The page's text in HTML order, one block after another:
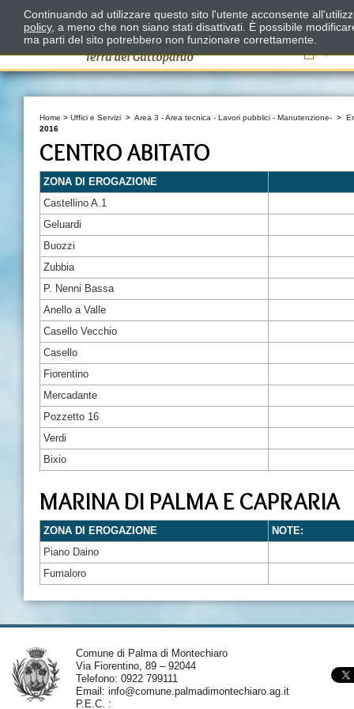
Il
Home > Uffici e Servizi > Area 3 - Area tecnica - Lavori pubblici - Manutenzione- >
2016
CENTRO ABITATO
ZONA DI EROGAZIONE
Castellino A.1
Geluardi
Buozzi
Zubbia
P. Nenni Bassa
Anello a Valle
Casello Vecchio
Casello
Fiorentino
Mercadante
Pozzetto 16
Verdi
Bixio
MARINA DI PALMA E CAPRARIA
ZONA DI EROGAZIONE
NOTE:
Piano Daino
Fumaloro
Comune di Palma di Montechiaro
Via Fiorentino, 89 – 92044
Telefono: 0922 799111
Email: info@comune.palmadimontechiaro.ag.it
P.E.C. :
Continuando ad utilizzare questo sito l'utente acconsente
policy, a meno che non siano stati disattivati. È possibile
ma parti del sito potrebbero non funzionare correttamente.